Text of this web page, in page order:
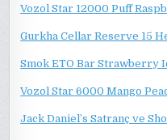
Vozol Star 12000 Puff
Gurkha Cellar Reserve 15
Smok ETO Bar Strawberry
Vozol Star 6000 Mango
Jack Daniel’s Satranç ve